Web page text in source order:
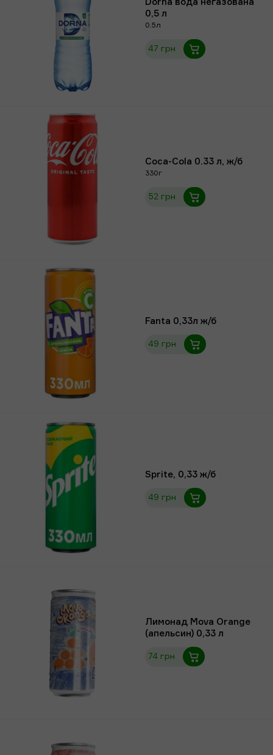
Dorna вода негазована
0,5 л
0.5л
47 грн
Coca-Cola 0.33 л, ж/б
330г
52 грн
Fanta 0,33л ж/б
49 грн
Sprite, 0,33 ж/б
49 грн
Лимонад Mova Orange
(апельсин) 0,33 л
74 грн